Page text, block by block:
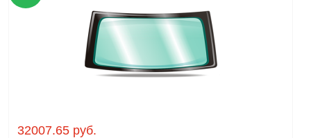
32007.65 руб.